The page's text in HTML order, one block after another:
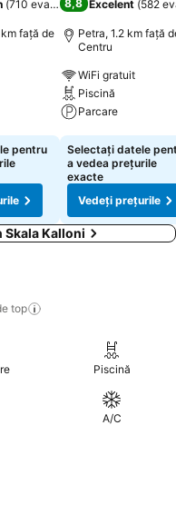
(710 evaluări)
faţă de
pentru
8,8 Excelent (582
Petra, 1.2 km faţă
Centru
WiFi gratuit
Piscină
Parcare
Vedeți prețurile
Selectați datele
a vedea prețurile
exacte
Vedeți prețurile
Skala Kalloni
top
Piscină
A/C